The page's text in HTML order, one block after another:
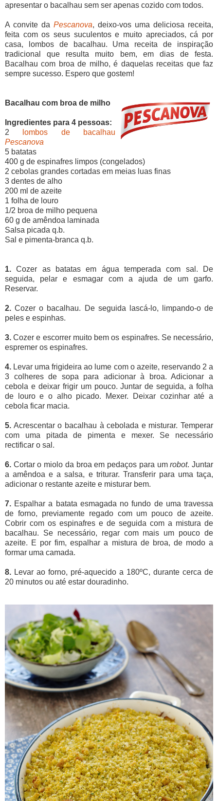
apresentar o bacalhau sem ser apenas cozido com todos.
A convite da Pescanova, deixo-vos uma deliciosa receita,
feita com os seus suculentos e muito apreciados, cá por
casa, lombos de bacalhau. Uma receita de inspiração
tradicional que resulta muito bem, em dias de festa.
Bacalhau com broa de milho, é daquelas receitas que faz
sempre sucesso. Espero que gostem!
Bacalhau com broa de milho
Ingredientes para 4 pessoas:
2
lombos de bacalhau
Pescanova
5 batatas
400 g de espinafres limpos (congelados)
2 cebolas grandes cortadas em meias luas finas
3 dentes de alho
200 ml de azeite
1 folha de louro
1/2 broa de milho pequena
60 g de amêndoa laminada
Salsa picada q.b.
Sal e pimenta-branca q.b.
1. Cozer as batatas em água temperada com sal. De
seguida, pelar e esmagar com a ajuda de um garfo.
Reservar.
2. Cozer o bacalhau. De seguida lascá-lo, limpando-o de
peles e espinhas.
3. Cozer e escorrer muito bem os espinafres. Se necessário,
espremer os espinafres.
4. Levar uma frigideira ao lume com o azeite, reservando 2 a
3 colheres de sopa para adicionar à broa. Adicionar a
cebola e deixar frigir um pouco. Juntar de seguida, a folha
de louro e o alho picado. Mexer. Deixar cozinhar até a
cebola ficar macia.
5. Acrescentar o bacalhau à cebolada e misturar. Temperar
com uma pitada de pimenta e mexer. Se necessário
rectificar o sal.
6. Cortar o miolo da broa em pedaços para umrobot. Juntar
a amêndoa e a salsa, e triturar. Transferir para uma taça,
adicionar o restante azeite e misturar bem.
7. Espalhar a batata esmagada no fundo de uma travessa
de forno, previamente regado com um pouco de azeite.
Cobrir com os espinafres e de seguida com a mistura de
bacalhau. Se necessário, regar com mais um pouco de
azeite. E por fim, espalhar a mistura de broa, de modo a
formar uma camada.
8. Levar ao forno, pré-aquecido a 180ºC, durante cerca de
20 minutos ou até estar douradinho.